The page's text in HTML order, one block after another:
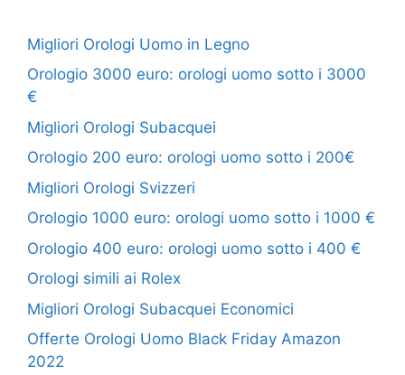
Migliori Orologi Uomo in Legno
Orologio 3000 euro: orologi uomo sotto i 3000
€
Migliori Orologi Subacquei
Orologio 200 euro: orologi uomo sotto i 200€
Migliori Orologi Svizzeri
Orologio 1000 euro: orologi uomo sotto i 1000 €
Orologio 400 euro: orologi uomo sotto i 400 €
Orologi simili ai Rolex
Migliori Orologi Subacquei Economici
Offerte Orologi Uomo Black Friday Amazon
2022